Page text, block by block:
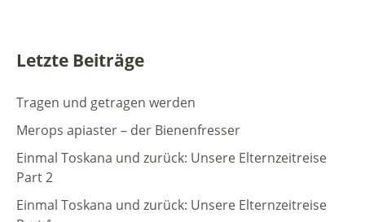
Letzte Beiträge
Tragen und getragen werden
Merops apiaster – der Bienenfresser
Einmal Toskana und zurück: Unsere Elternzeitreise
Part 2
Einmal Toskana und zurück: Unsere Elternzeitreise